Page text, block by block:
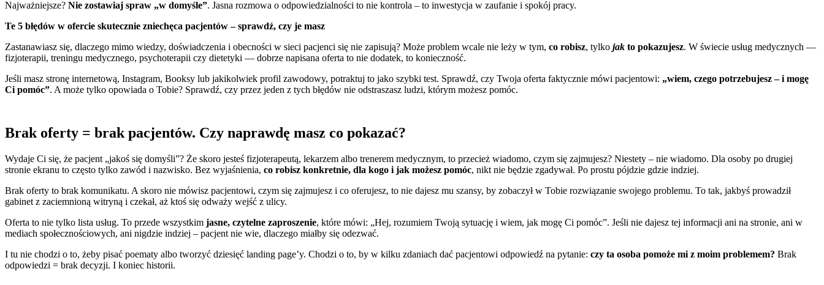
Najważniejsze? Nie zostawiaj spraw „w domyśle”. Jasna rozmowa o odpowiedzialności to nie kontrola – to inwestycja w zaufanie i spokój pracy.
Te 5 błędów w ofercie skutecznie zniechęca pacjentów – sprawdź, czy je masz
Zastanawiasz się, dlaczego mimo wiedzy, doświadczenia i obecności w sieci pacjenci się nie zapisują? Może problem wcale nie leży w tym, co robisz, tylko jak to pokazujesz. W świecie usług medycznych —
fizjoterapii, treningu medycznego, psychoterapii czy dietetyki — dobrze napisana oferta to nie dodatek, to konieczność.
Jeśli masz stronę internetową, Instagram, Booksy lub jakikolwiek profil zawodowy, potraktuj to jako szybki test. Sprawdź, czy Twoja oferta faktycznie mówi pacjentowi: „wiem, czego potrzebujesz – i mogę
Ci pomóc”. A może tylko opowiada o Tobie? Sprawdź, czy przez jeden z tych błędów nie odstraszasz ludzi, którym możesz pomóc.
Brak oferty = brak pacjentów. Czy naprawdę masz co pokazać?
Wydaje Ci się, że pacjent „jakoś się domyśli”? Że skoro jesteś fizjoterapeutą, lekarzem albo trenerem medycznym, to przecież wiadomo, czym się zajmujesz? Niestety – nie wiadomo. Dla osoby po drugiej
stronie ekranu to często tylko zawód i nazwisko. Bez wyjaśnienia, co robisz konkretnie, dla kogo i jak możesz pomóc, nikt nie będzie zgadywał. Po prostu pójdzie gdzie indziej.
Brak oferty to brak komunikatu. A skoro nie mówisz pacjentowi, czym się zajmujesz i co oferujesz, to nie dajesz mu szansy, by zobaczył w Tobie rozwiązanie swojego problemu. To tak, jakbyś prowadził
gabinet z zaciemnioną witryną i czekał, aż ktoś się odważy wejść z ulicy.
Oferta to nie tylko lista usług. To przede wszystkim jasne, czytelne zaproszenie, które mówi: „Hej, rozumiem Twoją sytuację i wiem, jak mogę Ci pomóc”. Jeśli nie dajesz tej informacji ani na stronie, ani w
mediach społecznościowych, ani nigdzie indziej – pacjent nie wie, dlaczego miałby się odezwać.
I tu nie chodzi o to, żeby pisać poematy albo tworzyć dziesięć landing page’y. Chodzi o to, by w kilku zdaniach dać pacjentowi odpowiedź na pytanie: czy ta osoba pomoże mi z moim problemem? Brak
odpowiedzi = brak decyzji. I koniec historii.